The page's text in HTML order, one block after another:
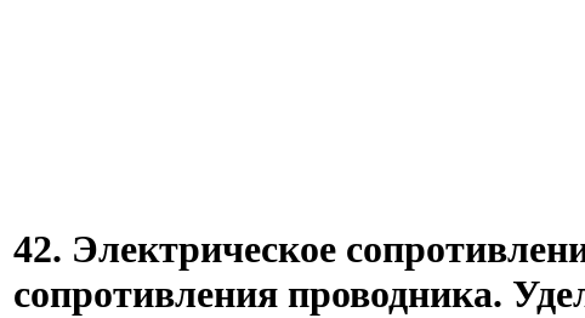
42. Электрическое
сопротивления проводника.